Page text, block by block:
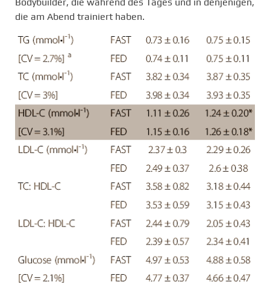
Bodybuilder, die während des Tages und in denjenigen,
die am Abend trainiert haben.